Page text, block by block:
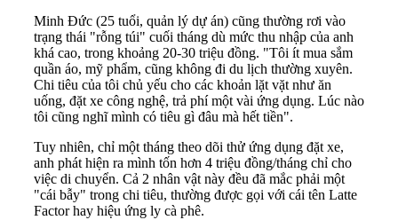
Minh Đức (25 tuổi, quản lý dự án) cũng thường rơi vào
trạng thái "rỗng túi" cuối tháng dù mức thu nhập của anh
khá cao, trong khoảng 20-30 triệu đồng. "Tôi ít mua sắm
quần áo, mỹ phẩm, cũng không đi du lịch thường xuyên.
Chi tiêu của tôi chủ yếu cho các khoản lặt vặt như ăn
uống, đặt xe công nghệ, trả phí một vài ứng dụng. Lúc nào
tôi cũng nghĩ mình có tiêu gì đâu mà hết tiền".
Tuy nhiên, chỉ một tháng theo dõi thử ứng dụng đặt xe,
anh phát hiện ra mình tốn hơn 4 triệu đồng/tháng chỉ cho
việc di chuyển. Cả 2 nhân vật này đều đã mắc phải một
"cái bẫy" trong chi tiêu, thường được gọi với cái tên Latte
Factor hay hiệu ứng ly cà phê.